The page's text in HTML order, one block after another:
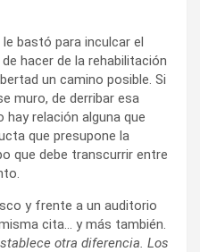
bastó para inculcar el
hacer de la rehabilitación
un camino posible. Si
muro, de derribar esa
relación alguna que
que presupone la
que debe transcurrir entre
y frente a un auditorio
cita… y más también.
otra diferencia. Los